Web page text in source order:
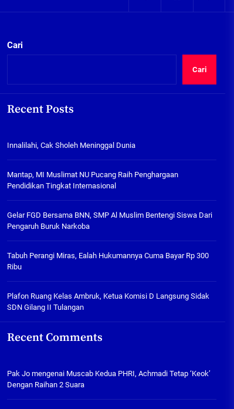
SDN Gilang II Tulangan
Mantap, MI Muslimat NU
Pucang Raih Penghargaan
Pendidikan Tingkat
Internasional
06/08/2026
Gelar FGD Bersama BNN, SMP Al
Muslim Bentengi Siswa Dari
05/08/2026
Hukumannya Cuma Bayar Rp
300 Ribu
Plafon Ruang Kelas Ambruk,
Ketua Komisi D Langsung Sidak
05/08/2026
Cari
Cari
Recent Posts
Innalilahi, Cak Sholeh Meninggal Dunia
Mantap, MI Muslimat NU Pucang Raih Penghargaan
Pendidikan Tingkat Internasional
Gelar FGD Bersama BNN, SMP Al Muslim Bentengi Siswa Dari
Pengaruh Buruk Narkoba
Tabuh Perangi Miras, Ealah Hukumannya Cuma Bayar Rp 300
Ribu
Plafon Ruang Kelas Ambruk, Ketua Komisi D Langsung Sidak
SDN Gilang II Tulangan
Recent Comments
Pak Jomengenai Muscab Kedua PHRI, Achmadi Tetap ‘Keok’
Dengan Raihan 2 Suara